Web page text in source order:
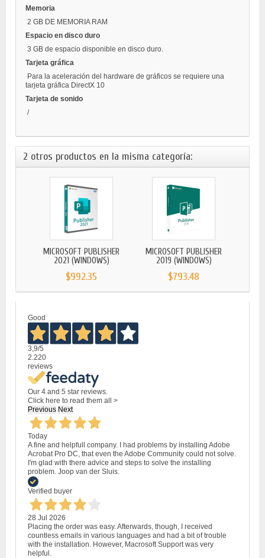
Memoria
2 GB DE MEMORIA RAM
Espacio en disco duro
3 GB de espacio disponible en disco duro.
Tarjeta gráfica
Para la aceleración del hardware de gráficos se requiere una
tarjeta gráfica DirectX 10
Tarjeta de sonido
/
2 otros productos en la misma categoría:
MICROSOFT PUBLISHER
2021 (WINDOWS)
$992.35
MICROSOFT PUBLISHER
2019 (WINDOWS)
$793.48
Good
3,9/5
2.220
reviews
Our 4 and 5 star reviews.
Click here to read them all >
Previous Next
Today
A fine and helpfull company. I had problems by installing Adobe
Acrobat Pro DC, that even the Adobe Community could not solve.
I'm glad with there advice and steps to solve the installing
problem. Joop van der Sluis.
Verified buyer
28 Jul 2026
Placing the order was easy. Afterwards, though, I received
countless emails in various languages and had a bit of trouble
with the installation. However, Macrosoft Support was very
helpful.